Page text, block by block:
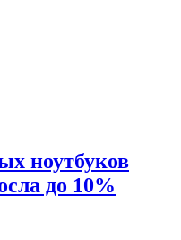
ноутбуков
до 10%